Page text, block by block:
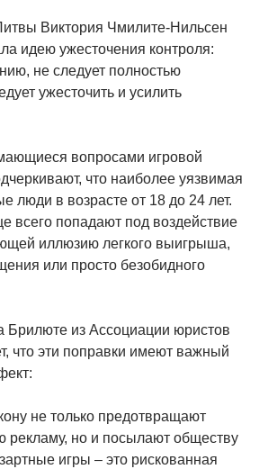
Виктория Чмилите-Нильсен
идею ужесточения контроля:
не следует полностью
ужесточить и усилить
вопросами игровой
что наиболее уязвимая
люди в возрасте от 18 до 24 лет.
всего попадают под воздействие
иллюзию легкого выигрыша,
или просто безобидного
Брилюте из Ассоциации юристов
что эти поправки имеют важный
не только предотвращают
рекламу, но и посылают обществу
игры – это рискованная